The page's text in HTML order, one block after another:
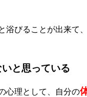
浴びることが出来て
と思っている
心理として、自分の